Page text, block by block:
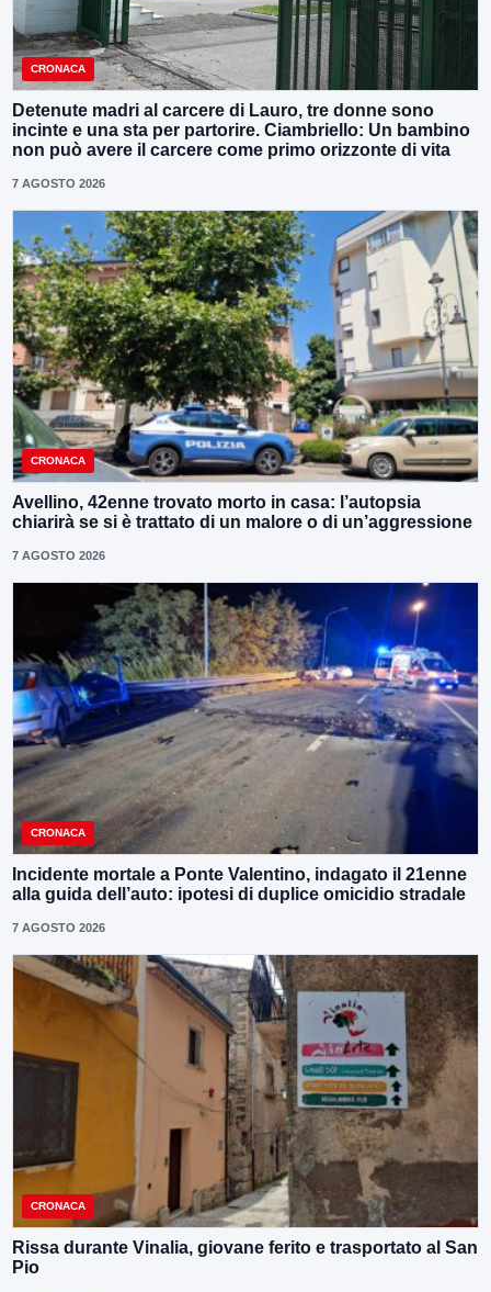
CRONACA
Detenute madri al carcere di Lauro, tre donne sono
incinte e una sta per partorire. Ciambriello: Un bambino
non può avere il carcere come primo orizzonte di vita
7 AGOSTO 2026
CRONACA
Avellino, 42enne trovato morto in casa: l’autopsia
chiarirà se si è trattato di un malore o di un’aggressione
7 AGOSTO 2026
CRONACA
Incidente mortale a Ponte Valentino, indagato il 21enne
alla guida dell’auto: ipotesi di duplice omicidio stradale
7 AGOSTO 2026
CRONACA
Rissa durante Vinalia, giovane ferito e trasportato al San
Pio